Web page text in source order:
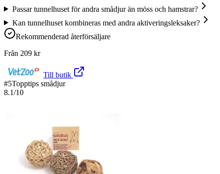
Passar tunnelhuset för andra smådjur än möss och hamstrar?
Kan tunnelhuset kombineras med andra aktiveringsleksaker?
Rekommenderad återförsäljare
Från 209 kr
Till butik
#5Topptips smådjur
8.1/10